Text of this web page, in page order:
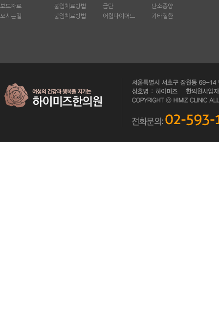
보도자료
오시는길
불임치료방법
불임치료방법
금단
어혈다이어트
난소종양
기타질환